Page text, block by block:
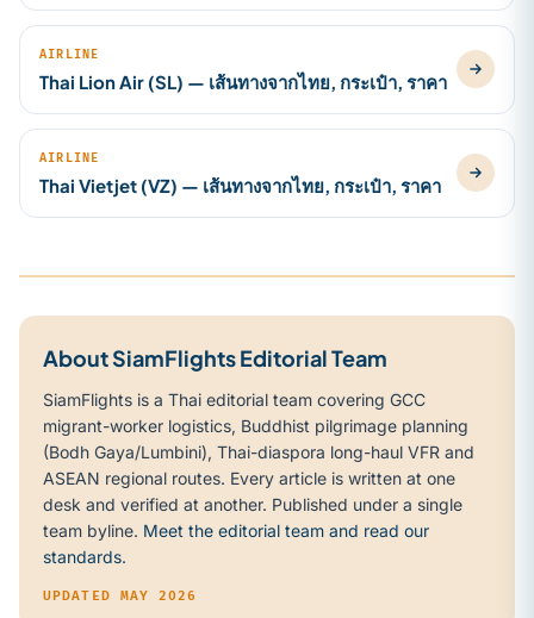
AIRLINE
Thai Lion Air (SL) — เส้นทางจากไทย, กระเป๋า, ราคา
AIRLINE
Thai Vietjet (VZ) — เส้นทางจากไทย, กระเป๋า, ราคา
About SiamFlights Editorial Team
SiamFlights is a Thai editorial team covering GCC
migrant-worker logistics, Buddhist pilgrimage planning
(Bodh Gaya/Lumbini), Thai-diaspora long-haul VFR and
ASEAN regional routes. Every article is written at one
desk and verified at another. Published under a single
team byline. Meet the editorial team and read our
standards.
UPDATED MAY 2026